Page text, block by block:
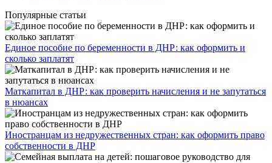
Популярные статьи
Единое пособие по беременности в ДНР: как оформить и
сколько заплатят
​Маткапитал в ДНР: как проверить начисления и не запутаться
в нюансах
Иностранцам из недружественных стран: как оформить право
собственности в ДНР